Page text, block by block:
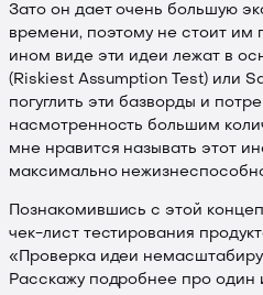
Зато он дает очень большую
времени, поэтому не стоит им
ином виде эти идеи лежат в
(Riskiest Assumption Test) или
погуглить эти базворды и
насмотренность большим
мне нравится называть этот
максимально
Познакомившись с этой
чек-лист тестирования
«Проверка идеи
Расскажу подробнее про один